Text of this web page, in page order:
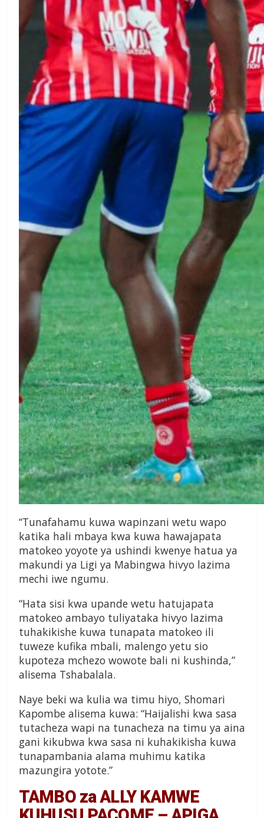
“Tunafahamu kuwa wapinzani wetu wapo
katika hali mbaya kwa kuwa hawajapata
matokeo yoyote ya ushindi kwenye hatua ya
makundi ya Ligi ya Mabingwa hivyo lazima
mechi iwe ngumu.
“Hata sisi kwa upande wetu hatujapata
matokeo ambayo tuliyataka hivyo lazima
tuhakikishe kuwa tunapata matokeo ili
tuweze kufika mbali, malengo yetu sio
kupoteza mchezo wowote bali ni kushinda,”
alisema Tshabalala.
Naye beki wa kulia wa timu hiyo, Shomari
Kapombe alisema kuwa: “Haijalishi kwa sasa
tutacheza wapi na tunacheza na timu ya aina
gani kikubwa kwa sasa ni kuhakikisha kuwa
tunapambania alama muhimu katika
mazungira yotote.”
TAMBO za ALLY KAMWE